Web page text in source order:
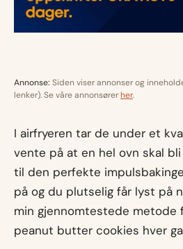
Annonse: Siden viser annonser og
lenker). Se våre annonsørerher.
I airfryeren tar de under et
vente på at en hel ovn skal
til den perfekte
på og du plutselig får lyst på
min gjennomtestede metode
peanut butter cookies hver